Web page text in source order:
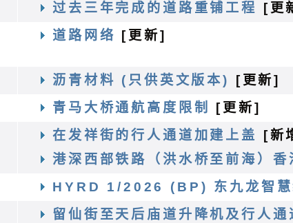
过去三年完成的道路重铺工程
[更
道路网络 [更新]
沥青材料 (只供英文版本)
[更新]
青马大桥通航高度限制
[更新]
在发祥街的行人通道加建上盖
[新
港深西部铁路（洪水桥至前海）香
HYRD 1/2026 (BP) 东九龙智慧
留仙街至天后庙道升降机及行人通